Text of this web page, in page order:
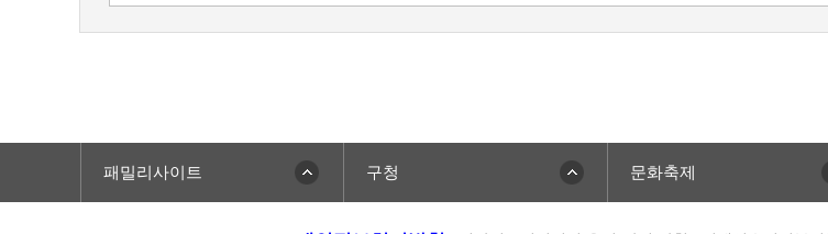
패밀리사이트 구청 문화축제